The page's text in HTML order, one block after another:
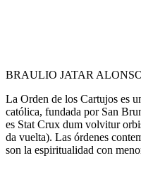
BRAULIO JATAR
La Orden de los Cartujos es
católica, fundada por San
es Stat Crux dum volvitur
da vuelta). Las órdenes
son la espiritualidad con